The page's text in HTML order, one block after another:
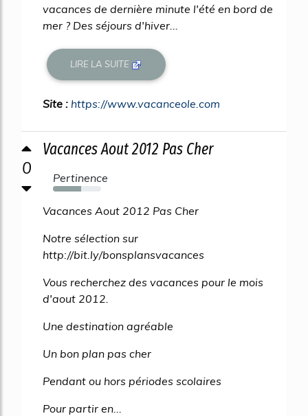
vacances de dernière minute l'été en bord de
mer ? Des séjours d'hiver...
LIRE LA SUITE
Site : https://www.vacanceole.com
0
Vacances Aout 2012 Pas Cher
Pertinence
58%
Vacances Aout 2012 Pas Cher
Notre sélection sur
http://bit.ly/bonsplansvacances
Vous recherchez des vacances pour le mois
d'aout 2012.
Une destination agréable
Un bon plan pas cher
Pendant ou hors périodes scolaires
Pour partir en...